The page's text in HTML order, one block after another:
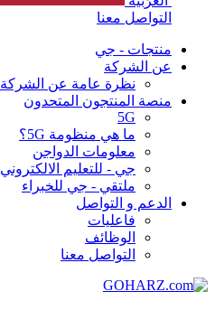
التواصل معنا
منتجات - جي
عن الشركة
نظرة عامة عن الشركة
منصة المنتجون المتحدون
5G
ما هي منظومة 5G؟
معلومات الدواجن
جي - للتعليم الالكتروني
ملتقي - جي للخبراء
الدعم و التواصل
فاعليات
الوظائف
التواصل معنا